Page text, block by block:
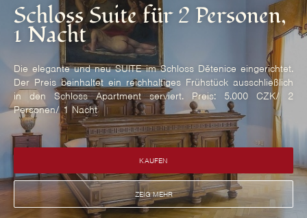
Schloss Suite für 2 Personen,
1 Nacht
Die elegante und neu SUITE im Schloss Dětenice eingerichtet.
Der Preis beinhaltet ein reichhaltiges Frühstück ausschließlich
in den Schloss Apartment serviert. Preis: 5.000 CZK/ 2
Personen/ 1 Nacht
KAUFEN
ZEIG MEHR